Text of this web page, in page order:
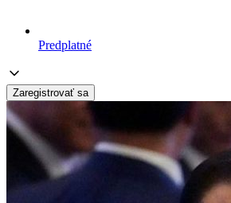
Predplatné
Zaregistrovať sa